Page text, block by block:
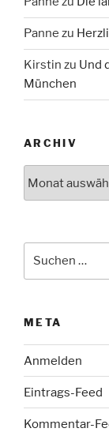
Panne zu
Kirstin zu Und
München
ARCHIV
META
Anmelden
Eintrags-Feed
Kommentar-